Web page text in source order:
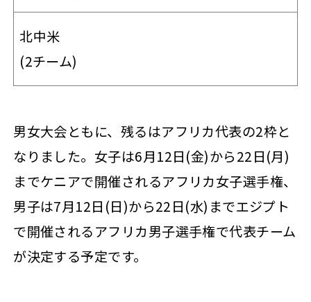
北中米
(2チーム)
男女大会ともに、残るはアフリカ代表の2枠と
なりました。女子は6月12日(金)から22日(月)
までケニアで開催されるアフリカ女子選手権、
男子は7月12日(日)から22日(水)までエジプト
で開催されるアフリカ男子選手権で代表チーム
が決定する予定です。